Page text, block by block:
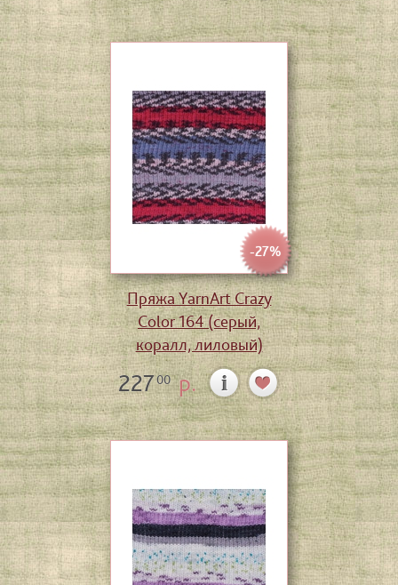
-27%
Пряжа YarnArt Crazy
Color 164 (серый,
коралл, лиловый)
22700р.